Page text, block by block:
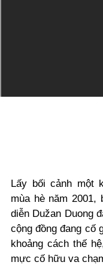
Lấy bối cảnh một
mùa hè năm 2001,
diễn Dužan Duong
cộng đồng đang cố
khoảng cách thế
mực cố hữu va